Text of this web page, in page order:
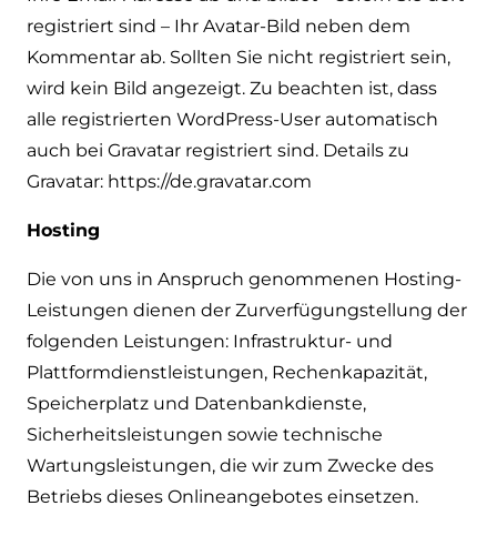
registriert sind – Ihr Avatar-Bild neben dem
Kommentar ab. Sollten Sie nicht registriert sein,
wird kein Bild angezeigt. Zu beachten ist, dass
alle registrierten WordPress-User automatisch
auch bei Gravatar registriert sind. Details zu
Gravatar: https://de.gravatar.com
Hosting
Die von uns in Anspruch genommenen Hosting-
Leistungen dienen der Zurverfügungstellung der
folgenden Leistungen: Infrastruktur- und
Plattformdienstleistungen, Rechenkapazität,
Speicherplatz und Datenbankdienste,
Sicherheitsleistungen sowie technische
Wartungsleistungen, die wir zum Zwecke des
Betriebs dieses Onlineangebotes einsetzen.